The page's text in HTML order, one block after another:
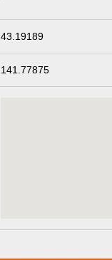
43.19189
141.77875